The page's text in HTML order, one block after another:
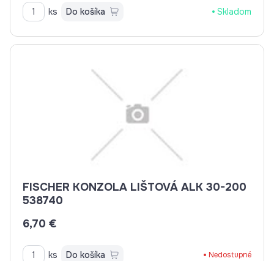
ks Do košíka Skladom
FISCHER KONZOLA LIŠTOVÁ ALK 30-200
538740
6,70 €
ks Do košíka Nedostupné